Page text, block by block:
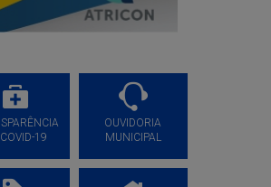
19
OUVIDORIA
MUNICIPAL